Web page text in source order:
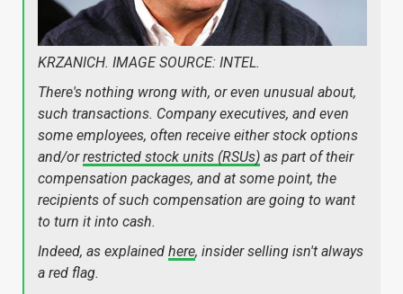
KRZANICH. IMAGE SOURCE: INTEL.
There's nothing wrong with, or even unusual about,
such transactions. Company executives, and even
some employees, often receive either stock options
and/orrestricted stock units (RSUs) as part of their
compensation packages, and at some point, the
recipients of such compensation are going to want
to turn it into cash.
Indeed, as explained here, insider selling isn't always
a red flag.